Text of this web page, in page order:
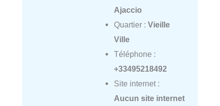
Ajaccio
Quartier : Vieille
Ville
Téléphone :
+33495218492
Site internet :
Aucun site internet